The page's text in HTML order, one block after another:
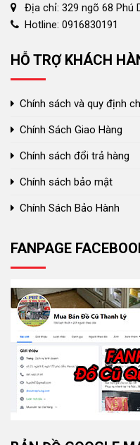
Địa chỉ: 329 ngõ 68 Phú
Hotline: 0916830191
HỖ TRỢ KHÁCH
Chính sách và quy định
Chính Sách Giao Hàng
Chính sách đổi trả hàng
Chính sách bảo mật
Chính Sách Bảo Hành
FANPAGE